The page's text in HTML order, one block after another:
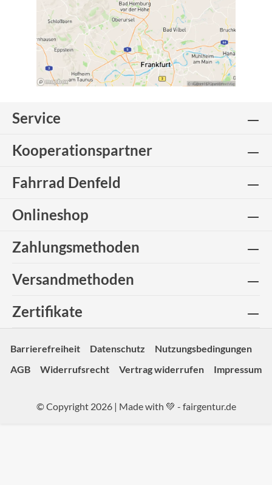
Service
Kooperationspartner
Fahrrad Denfeld
Onlineshop
Zahlungsmethoden
Versandmethoden
Zertifikate
Barrierefreiheit Datenschutz
Nutzungsbedingungen
AGB
Widerrufsrecht Vertrag widerrufen Impressum
© Copyright 2026 | Made with 💚 - fairgentur.de